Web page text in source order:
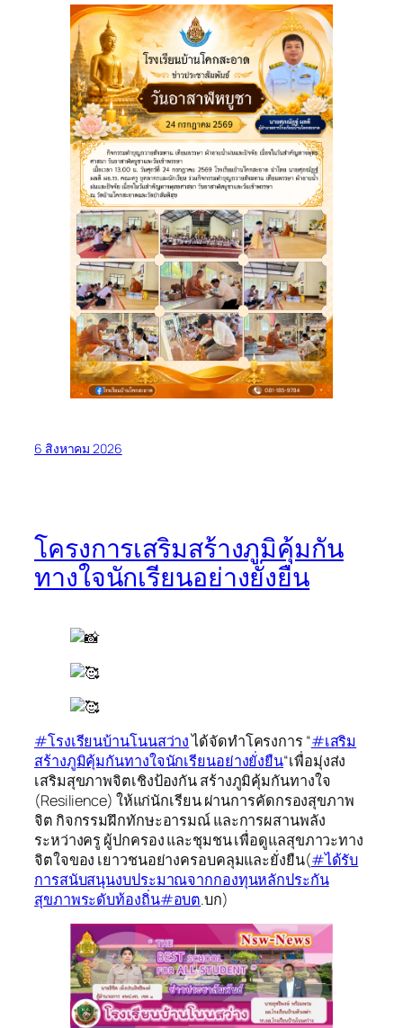
6 สิงหาคม 2026
โครงการเสริมสร้างภูมิคุ้มกัน
ทางใจนักเรียนอย่างยั่งยืน
#โรงเรียนบ้านโนนสว่างได้จัดทำโครงการ “#เสริม
สร้างภูมิคุ้มกันทางใจนักเรียนอย่างยั่งยืน“เพื่อมุ่งส่ง
เสริมสุขภาพจิตเชิงป้องกัน สร้างภูมิคุ้มกันทางใจ
(Resilience) ให้แก่นักเรียน ผ่านการคัดกรองสุขภาพ
จิต กิจกรรมฝึกทักษะอารมณ์ และการผสานพลัง
ระหว่างครู ผู้ปกครอง และชุมชน เพื่อดูแลสุขภาวะทาง
จิตใจของ เยาวชนอย่างครอบคลุมและยั่งยืน(#ได้รับ
การสนับสนุนงบประมาณจากกองทุนหลักประกัน
สุขภาพระดับท้องถิ่น#อบต.บก)